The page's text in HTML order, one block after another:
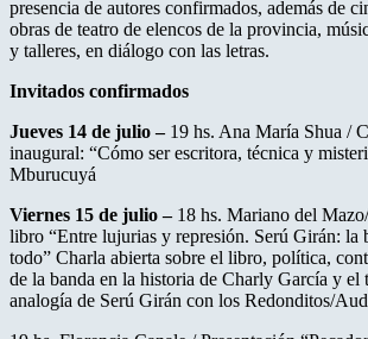
presencia de autores confirmados, además de
obras de teatro de elencos de la provincia,
y talleres, en diálogo con las letras.
Invitados confirmados
Jueves 14 de julio – 19 hs. Ana María Shua /
inaugural: “Cómo ser escritora, técnica y
Mburucuyá
Viernes 15 de julio – 18 hs. Mariano del
libro “Entre lujurias y represión. Serú Girán: la
todo” Charla abierta sobre el libro, política,
de la banda en la historia de Charly García y el
analogía de Serú Girán con los Redonditos/